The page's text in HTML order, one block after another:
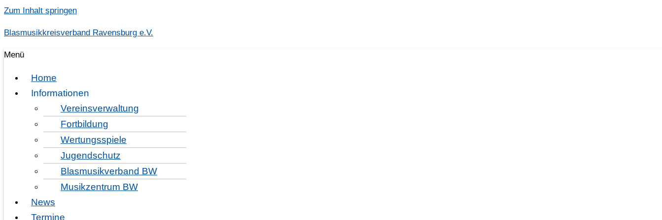
Zum Inhalt springen
Blasmusikkreisverband Ravensburg e.V.
Menü
Home
Informationen
Vereinsverwaltung
Fortbildung
Wertungsspiele
Jugendschutz
Blasmusikverband BW
Musikzentrum BW
News
Termine
D1-Info